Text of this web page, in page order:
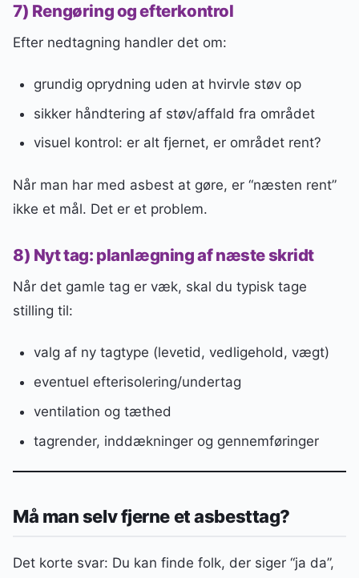
7) Rengøring og efterkontrol
Efter nedtagning handler det om:
grundig oprydning uden at hvirvle støv op
sikker håndtering af støv/affald fra området
visuel kontrol: er alt fjernet, er området rent?
Når man har med asbest at gøre, er “næsten rent”
ikke et mål. Det er et problem.
8) Nyt tag: planlægning af næste skridt
Når det gamle tag er væk, skal du typisk tage
stilling til:
valg af ny tagtype (levetid, vedligehold, vægt)
eventuel efterisolering/undertag
ventilation og tæthed
tagrender, inddækninger og gennemføringer
Må man selv fjerne et asbesttag?
Det korte svar: Du kan finde folk, der siger “ja da”,